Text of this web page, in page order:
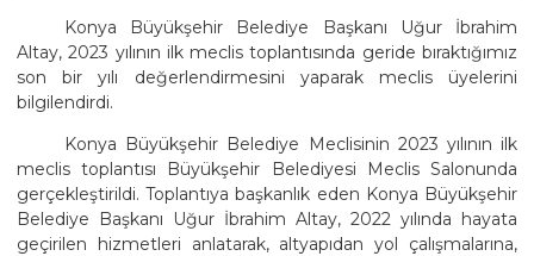
Konya Büyükşehir Belediye Başkanı Uğur İbrahim
Altay, 2023 yılının ilk meclis toplantısında geride bıraktığımız
son bir yılı değerlendirmesini yaparak meclis üyelerini
bilgilendirdi.
Konya Büyükşehir Belediye Meclisinin 2023 yılının ilk
meclis toplantısı Büyükşehir Belediyesi Meclis Salonunda
gerçekleştirildi. Toplantıya başkanlık eden Konya Büyükşehir
Belediye Başkanı Uğur İbrahim Altay, 2022 yılında hayata
geçirilen hizmetleri anlatarak, altyapıdan yol çalışmalarına,